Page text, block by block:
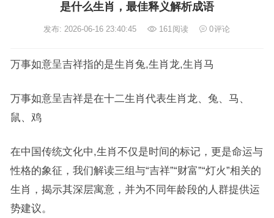
是什么生肖，最佳释义解析成语
发布: 2026-06-16 23:40:45 161阅读 0评论
万事如意呈吉祥指的是生肖兔,生肖龙,生肖马
万事如意呈吉祥是在十二生肖代表生肖龙、兔、马、
鼠、鸡
在中国传统文化中,生肖不仅是时间的标记，更是命运与
性格的象征，我们解读三组与“吉祥”“财富”“灯火”相关的
生肖，揭示其深层寓意，并为不同年龄段的人群提供运
势建议。